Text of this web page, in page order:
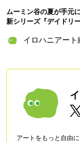
ムーミン谷の夏が手元
新シリーズ『デイドリ
＆「ムーミンの日」ス
イロハニアート
アートをもっと自由